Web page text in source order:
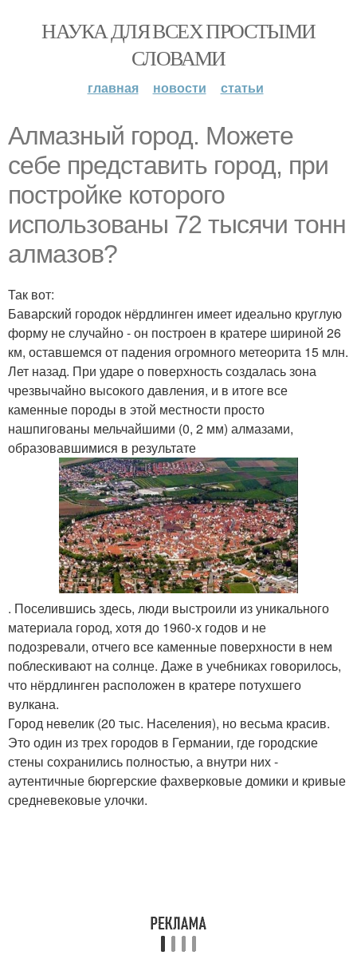
НАУКА ДЛЯ ВСЕХ ПРОСТЫМИ
СЛОВАМИ
главная новости статьи
Алмазный город. Можете
себе представить город, при
постройке которого
использованы 72 тысячи тонн
алмазов?
Так вот:
Баварский городок нёрдлинген имеет идеально круглую
форму не случайно - он построен в кратере шириной 26
км, оставшемся от падения огромного метеорита 15 млн.
Лет назад. При ударе о поверхность создалась зона
чрезвычайно высокого давления, и в итоге все
каменные породы в этой местности просто
нашпигованы мельчайшими (0, 2 мм) алмазами,
образовавшимися в результате
. Поселившись здесь, люди выстроили из уникального
материала город, хотя до 1960-х годов и не
подозревали, отчего все каменные поверхности в нем
поблескивают на солнце. Даже в учебниках говорилось,
что нёрдлинген расположен в кратере потухшего
вулкана.
Город невелик (20 тыс. Населения), но весьма красив.
Это один из трех городов в Германии, где городские
стены сохранились полностью, а внутри них -
аутентичные бюргерские фахверковые домики и кривые
средневековые улочки.